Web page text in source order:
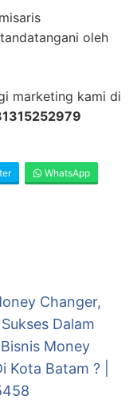
oleh
marketing kami di
WhatsApp
Changer,
Dalam
Money
Kota Batam ? |